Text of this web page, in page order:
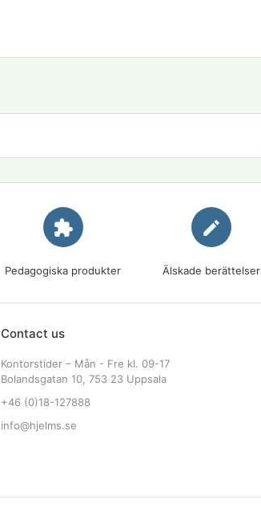
extension
Pedagogiska produkter
edit
Älskade berättelser
Contact us
Kontorstider – Mån - Fre kl. 09-17
Bolandsgatan 10, 753 23 Uppsala
+46 (0)18-127888
info@hjelms.se